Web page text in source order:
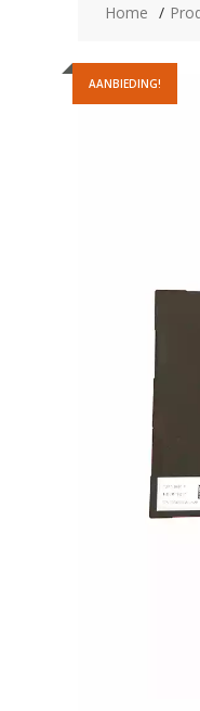
Home
AANBIEDING!